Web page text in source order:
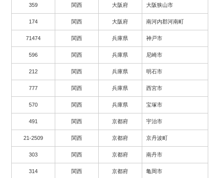
359 関西 大阪府 大阪狭山市
174 関西 大阪府 南河内郡河南町
71474 関西 兵庫県 神戸市
596 関西 兵庫県 尼崎市
212 関西 兵庫県 明石市
777 関西 兵庫県 西宮市
570 関西 兵庫県 宝塚市
491 関西 京都府 宇治市
21-2509 関西 京都府 京丹波町
303 関西 京都府 南丹市
314 関西 京都府 亀岡市